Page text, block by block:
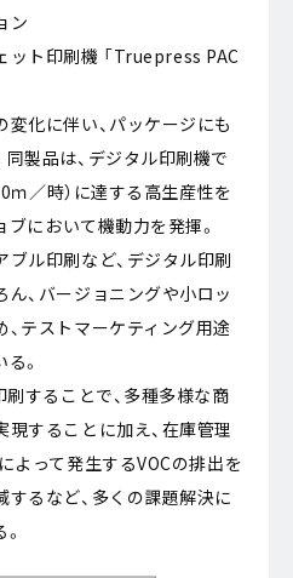
ン
ット印刷機 「Truepress PAC
化に伴い、パッケージにも
製品は、デジタル印刷機で
ｍ／時）に達する高生産性を
において機動力を発揮。
ル印刷など、デジタル印刷
、バージョニングや小ロッ
テストマーケティング用途
。
刷することで、多種多様な商
することに加え、在庫管理
よって発生するVOCの排出を
るなど、多くの課題解決に